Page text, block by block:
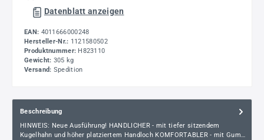
Datenblatt anzeigen
EAN: 4011666000248
Hersteller-Nr.: 1121580502
Produktnummer: H823110
Gewicht: 305 kg
Versand: Spedition
Beschreibung
HINWEIS: Neue Ausführung! HANDLICHER - mit tiefer sitzendem
Kugelhahn und höher platziertem Handloch KOMFORTABLER - mit Gum…